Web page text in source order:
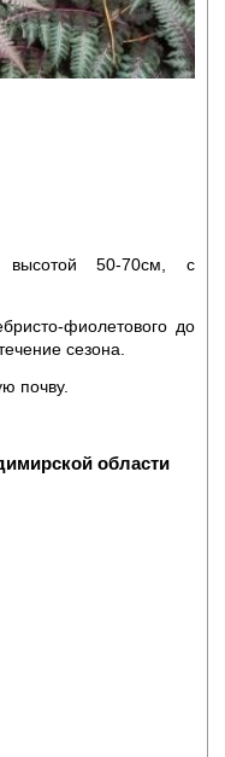
высотой 50-70см, с
фиолетового до
сезона.
почву.
области